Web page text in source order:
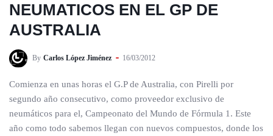
NEUMATICOS EN EL GP DE
AUSTRALIA
By Carlos López Jiménez 16/03/2012
Comienza en unas horas el G.P de Australia, con Pirelli por
segundo año consecutivo, como proveedor exclusivo de
neumáticos para el, Campeonato del Mundo de Fórmula 1. Este
año como todo sabemos llegan con nuevos compuestos, donde los